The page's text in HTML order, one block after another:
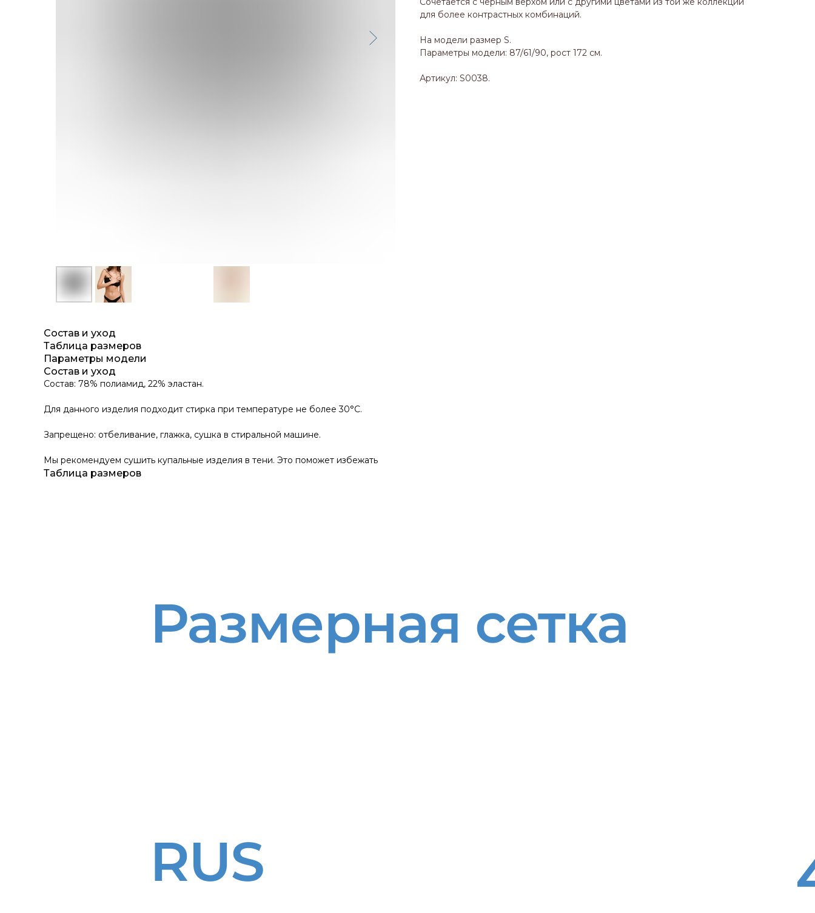
для более контрастных комбинаций.
На модели размер S.
Параметры модели: 87/61/90, рост 172 см.
Артикул: S0038.
Состав и уход
Таблица размеров
Параметры модели
Состав и уход
Состав: 78% полиамид, 22% эластан.
Для данного изделия подходит стирка при температуре не более 30°C.
Запрещено: отбеливание, глажка, сушка в стиральной машине.
Мы рекомендуем сушить купальные изделия в тени. Это поможет избежать
Таблица размеров